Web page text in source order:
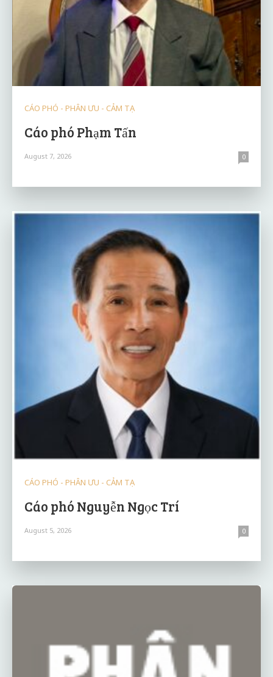
CÁO PHÓ - PHÂN ƯU - CẢM TẠ
Cáo phó Phạm Tấn
August 7, 2026 0
CÁO PHÓ - PHÂN ƯU - CẢM TẠ
Cáo phó Nguyễn Ngọc Trí
August 5, 2026 0